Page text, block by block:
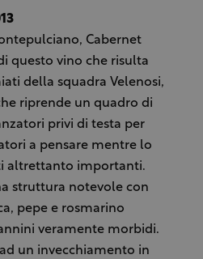
Cabernet
questo vino che risulta
della squadra Velenosi,
riprende un quadro di
privi di testa per
a pensare mentre lo
altrettanto importanti.
struttura notevole con
pepe e rosmarino
veramente morbidi.
un invecchiamento in